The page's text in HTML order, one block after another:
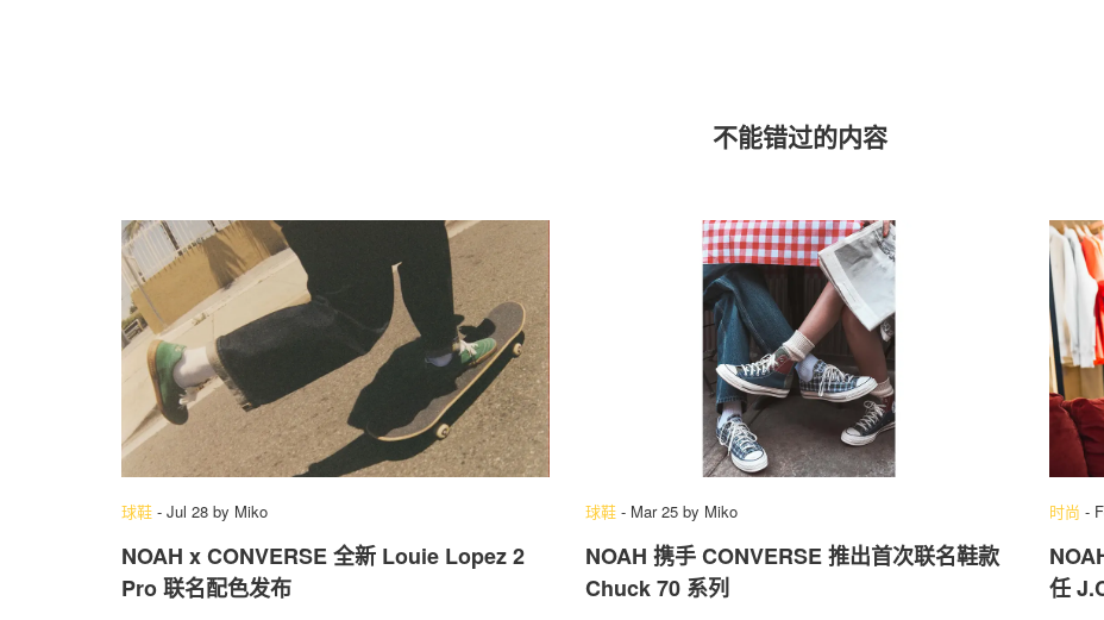
不能错过的内容
球鞋 - Jul 28 by Miko
NOAH x CONVERSE 全新 Louie Lopez 2
Pro 联名配色发布
球鞋 - Mar 25 by Miko
NOAH 携手 CONVERSE 推出首次联名鞋款
Chuck 70 系列
时尚 -
任